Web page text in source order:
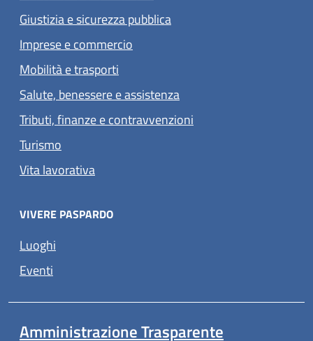
Giustizia e sicurezza pubblica
Imprese e commercio
Mobilità e trasporti
Salute, benessere e assistenza
Tributi, finanze e contravvenzioni
Turismo
Vita lavorativa
VIVERE PASPARDO
Luoghi
Eventi
Amministrazione Trasparente